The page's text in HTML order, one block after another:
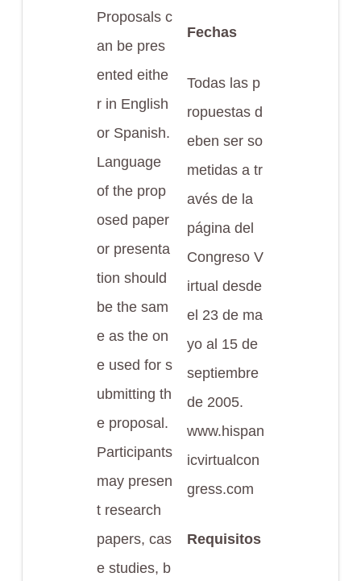
Proposals c
an be pres
ented eithe
r in English
or Spanish.
Language
of the prop
osed paper
or presenta
tion should
be the sam
e as the on
e used for s
ubmitting th
e proposal.
Participants
may presen
t research
papers, cas
e studies, b
Fechas
Todas las p
ropuestas d
eben ser so
metidas a tr
avés de la
página del
Congreso V
irtual desde
el 23 de ma
yo al 15 de
septiembre
de 2005.
www.hispan
icvirtualcon
gress.com
Requisitos